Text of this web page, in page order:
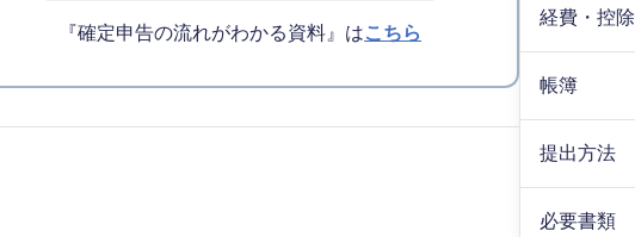
『確定申告の流れがわかる資料』はこちら
経費・控除
帳簿
提出方法
必要書類